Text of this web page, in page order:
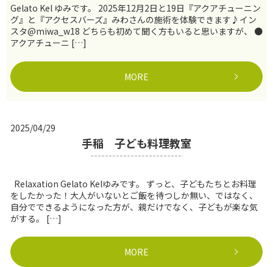
Gelato Kel ゆみです。 2025年12月2日と19日『アクアチューニン
グ』と『アクセスバーズ』みわさんの施術を体験できます♪イン
スタ@miwa_w18 どちらも初めて聞く方もいると思いますが、 ●
アクアチューニ […]
MORE
2025/04/29
手稲 子ども料理教室
Relaxation Gelato Kelゆみです。 ずっと、子どもたちとお料理
をしたかった！大人がいないとご飯を待つしか無い、ではなく、
自分でできるようになった方が、親だけでなく、子どもが楽な気
がする。 […]
MORE